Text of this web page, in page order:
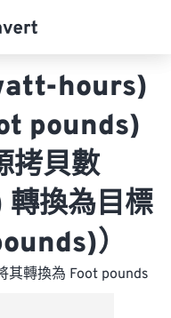
hours)
pounds)
拷貝數
換為目標
）
其轉換為 Foot pounds